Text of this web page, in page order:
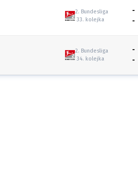
2. Bundesliga
33. kolejka
-
-
2. Bundesliga
34. kolejka
-
-